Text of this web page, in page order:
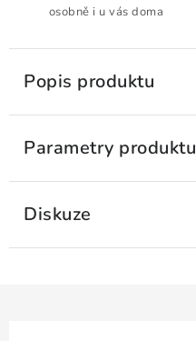
osobně i u vás doma
Popis produktu
Parametry produktu
Diskuze